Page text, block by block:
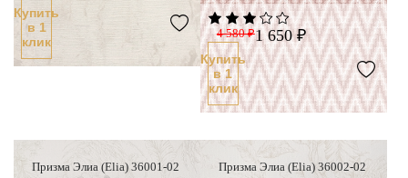
Купить
в 1
клик
4 580 ₽1 650 ₽
Купить
в 1
клик
Новинка
Призма Элиа (Elia) 36001-02 Призма Элиа (Elia) 36002-02